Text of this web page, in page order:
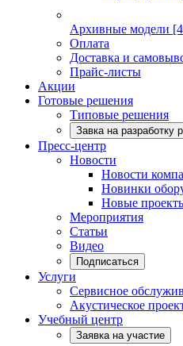
Архивные модели
Оплата
Доставка и
Прайс-листы
Акции
Готовые решения
Типовые решения
Завка на разработку
Пресс-центр
Новости
Новости
Новинки
Новые
Мероприятия
Статьи
Видео
Подписаться
Услуги
Сервисное
Акустическое
Учебный центр
Заявка на участие